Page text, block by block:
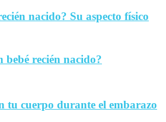
nacido? Su aspecto físico
recién nacido?
tu cuerpo durante el embarazo